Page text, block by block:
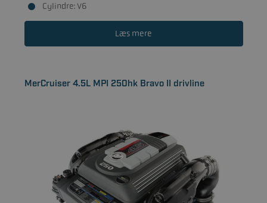
Cylindre: V6
Læs mere
MerCruiser 4.5L MPI 250hk Bravo II drivline